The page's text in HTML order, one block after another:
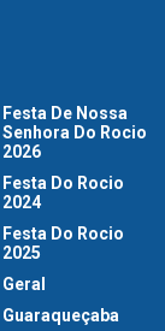
Festa De Nossa
Senhora Do Rocio
2026
Festa Do Rocio
2024
Festa Do Rocio
2025
Geral
Guaraqueçaba